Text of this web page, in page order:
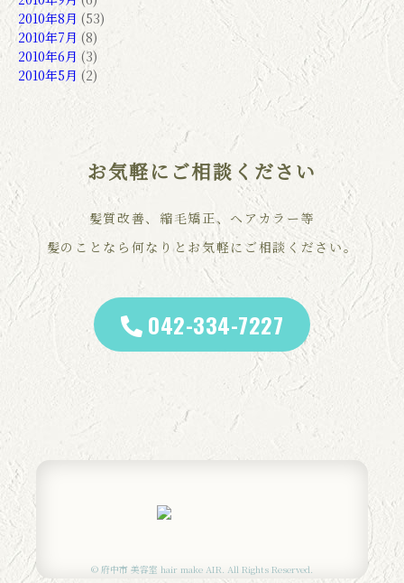
2010年8月 (53)
2010年7月 (8)
2010年6月 (3)
2010年5月 (2)
お気軽にご相談ください
髪質改善、縮毛矯正、ヘアカラー等
髪のことなら何なりとお気軽にご相談ください。
042-334-7227
© 府中市 美容室 hair make AIR. All Rights Reserved.